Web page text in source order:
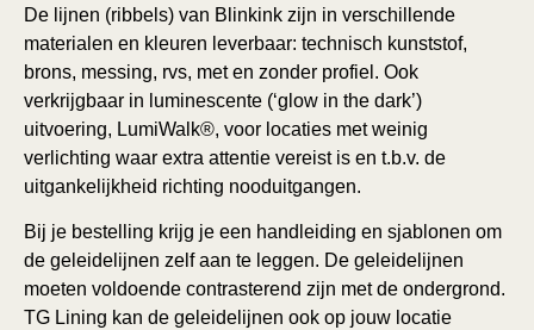
De lijnen (ribbels) van Blinkink zijn in verschillende
materialen en kleuren leverbaar: technisch kunststof,
brons, messing, rvs, met en zonder profiel. Ook
verkrijgbaar in luminescente (‘glow in the dark’)
uitvoering, LumiWalk®, voor locaties met weinig
verlichting waar extra attentie vereist is en t.b.v. de
uitgankelijkheid richting nooduitgangen.
Bij je bestelling krijg je een handleiding en sjablonen om
de geleidelijnen zelf aan te leggen. De geleidelijnen
moeten voldoende contrasterend zijn met de ondergrond.
TG Lining kan de geleidelijnen ook op jouw locatie